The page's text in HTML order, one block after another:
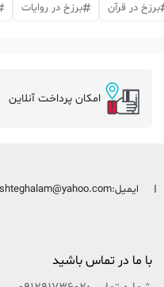
برزخ در قرآن برزخ در روایات
امکان پرداخت آنلاین
ایمیل:
با ما در تماس باشید